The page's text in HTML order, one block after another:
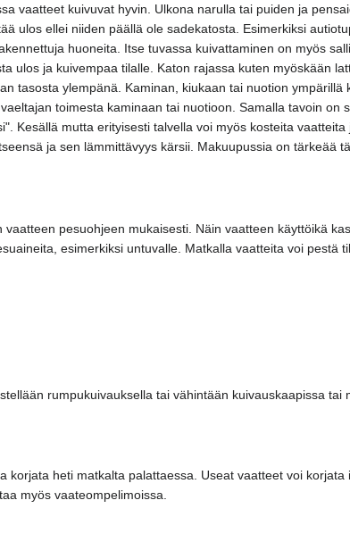
vaatteet kuivuvat hyvin. Ulkona narulla tai puiden ja
ulos ellei niiden päällä ole sadekatosta. Esimerkiksi
huoneita. Itse tuvassa kuivattaminen on myös
ulos ja kuivempaa tilalle. Katon rajassa kuten myöskään
tasosta ylempänä. Kaminan, kiukaan tai nuotion ympärillä
toimesta kaminaan tai nuotioon. Samalla tavoin on
Kesällä mutta erityisesti talvella voi myös kosteita
ja sen lämmittävyys kärsii. Makuupussia on tärkeää
pesuohjeen mukaisesti. Näin vaatteen käyttöikä
esimerkiksi untuvalle. Matkalla vaatteita voi pestä
rumpukuivauksella tai vähintään kuivauskaapissa tai
heti matkalta palattaessa. Useat vaatteet voi korjata
myös vaateompelimoissa.